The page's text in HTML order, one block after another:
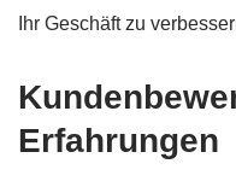
Ihr Geschäft zu
Erfahrungen